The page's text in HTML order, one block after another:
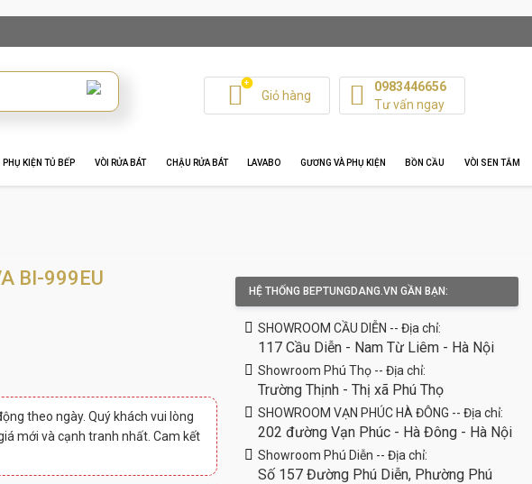
+
Giỏ hàng
0983446656
Tư vấn ngay
PHỤ KIỆN TỦ BẾP VÒI RỬA BÁT CHẬU RỬA BÁT LAVABO GƯƠNG VÀ PHỤ KIỆN BỒN CẦU VÒI SEN TẮM
BI-999EU
theo ngày. Quý khách vui lòng
mới và cạnh tranh nhất. Cam kết
HỆ THỐNG BEPTUNGDANG.VN GẦN BẠN:
SHOWROOM CẦU DIỄN -- Địa chỉ:
117 Cầu Diễn - Nam Từ Liêm - Hà Nội
Showroom Phú Thọ -- Địa chỉ:
Trường Thịnh - Thị xã Phú Thọ
SHOWROOM VẠN PHÚC HÀ ĐÔNG -- Địa chỉ:
202 đường Vạn Phúc - Hà Đông - Hà Nội
Showroom Phú Diễn -- Địa chỉ:
Số 157 Đường Phú Diễn, Phường Phú